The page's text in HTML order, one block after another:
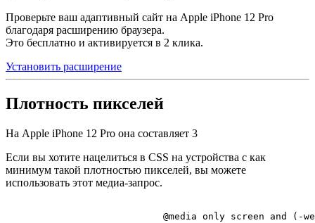
Проверьте ваш адаптивный сайт на Apple iPhone 12 Pro
благодаря расширению браузера.
Это бесплатно и активируется в 2 клика.
Установить расширение
Плотность пикселей
На Apple iPhone 12 Pro она составляет 3
Если вы хотите нацелиться в CSS на устройства с как
минимум такой плотностью пикселей, вы можете
использовать этот медиа-запрос.
@media only screen and (-